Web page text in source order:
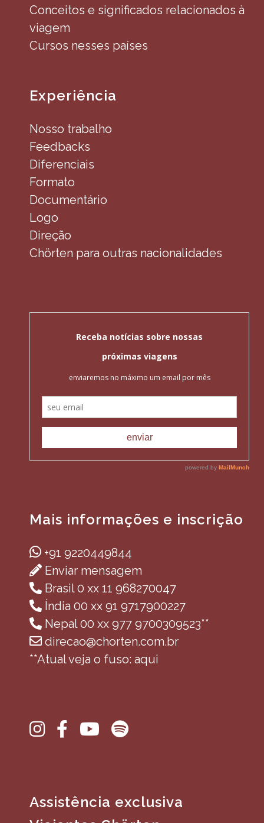
Conceitos e significados relacionados à
viagem
Cursos nesses países
Experiência
Nosso trabalho
Feedbacks
Diferenciais
Formato
Documentário
Logo
Direção
Chörten para outras nacionalidades
Mais informações e inscrição
+91 9220449844
Enviar mensagem
Brasil 0 xx 11 968270047
Índia 00 xx 91 9717900227
Nepal 00 xx 977 9700309523**
direcao@chorten.com.br
**Atual veja o fuso: aqui
Assistência exclusiva